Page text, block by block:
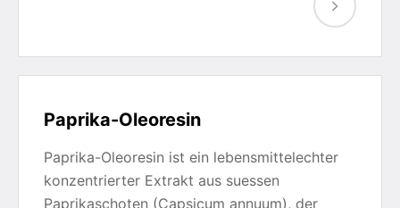
Paprika-Oleoresin
Paprika-Oleoresin ist ein lebensmittelechter
konzentrierter Extrakt aus suessen
Paprikaschoten (Capsicum annuum), der